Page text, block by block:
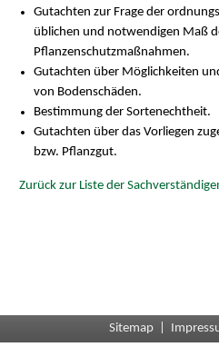
Gutachten zur Frage der
üblichen und notwendigen Maß
Pflanzenschutzmaßnahmen.
Gutachten über Möglichkeiten
von Bodenschäden.
Bestimmung der Sortenechtheit.
Gutachten über das Vorliegen
bzw. Pflanzgut.
Zurück zur Liste der
Sitemap